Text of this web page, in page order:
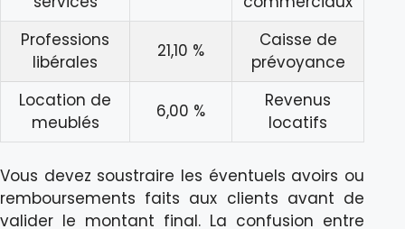
Professions
libérales
21,10 %
Caisse de
prévoyance
Location de
meublés
6,00 %
Revenus
locatifs
Vous devez soustraire les éventuels avoirs ou
remboursements faits aux clients avant de
valider le montant final. La confusion entre